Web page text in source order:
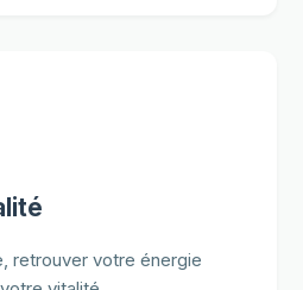
retrouver votre énergie